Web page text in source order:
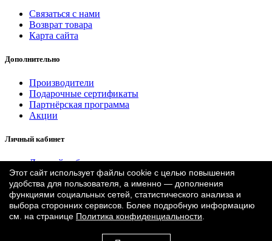
Связаться с нами
Возврат товара
Карта сайта
Дополнительно
Производители
Подарочные сертификаты
Партнёрская программа
Акции
Личный кабинет
Личный кабинет
История заказа
Закладки
Рассылка
Этот сайт использует файлы cookie с целью повышения
удобства для пользователя, а именно — дополнения
функциями социальных сетей, статистического анализа и
выбора сторонних сервисов. Более подробную информацию
см. на странице Политика конфиденциальности